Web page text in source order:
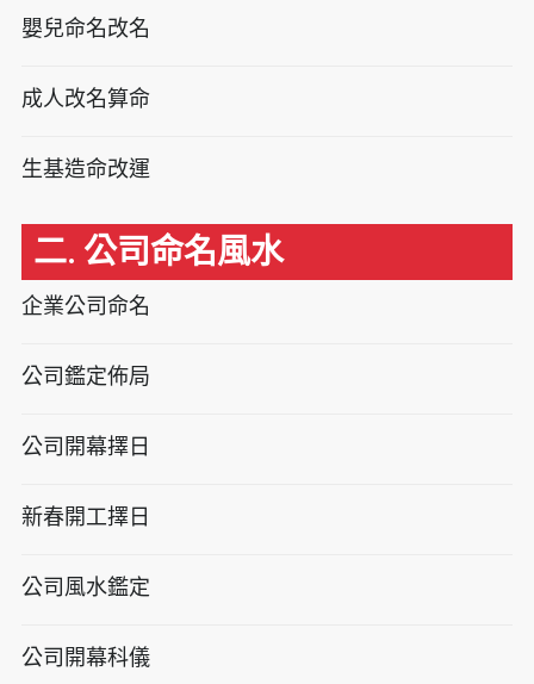
嬰兒命名改名
成人改名算命
生基造命改運
二. 公司命名風水
企業公司命名
公司鑑定佈局
公司開幕擇日
新春開工擇日
公司風水鑑定
公司開幕科儀